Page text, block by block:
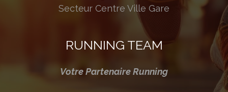
Secteur Centre Ville Gare
RUNNING TEAM
Votre Partenaire Running